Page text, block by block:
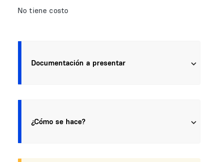
No tiene costo
Documentación a presentar
¿Cómo se hace?